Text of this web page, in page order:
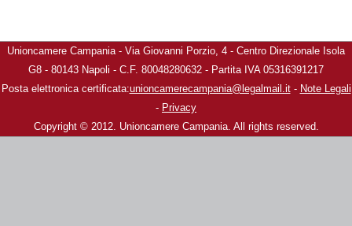
Unioncamere Campania - Via Giovanni Porzio, 4 - Centro Direzionale Isola
G8 - 80143 Napoli - C.F. 80048280632 - Partita IVA 05316391217
Posta elettronica certificata:unioncamerecampania@legalmail.it- Note Legali
- Privacy
Copyright © 2012. Unioncamere Campania. All rights reserved.